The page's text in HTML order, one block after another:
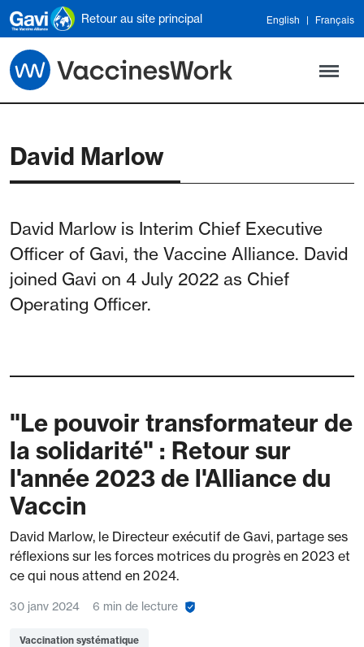
Skip to main content
Retour au site principal English Français
David Marlow
David Marlow is Interim Chief Executive
Officer of Gavi, the Vaccine Alliance. David
joined Gavi on 4 July 2022 as Chief
Operating Officer.
"Le pouvoir transformateur de
la solidarité" : Retour sur
l'année 2023 de l'Alliance du
Vaccin
David Marlow, le Directeur exécutif de Gavi, partage ses
réflexions sur les forces motrices du progrès en 2023 et
ce qui nous attend en 2024.
30 janv 2024 6 min de lecture
Vaccination systématique